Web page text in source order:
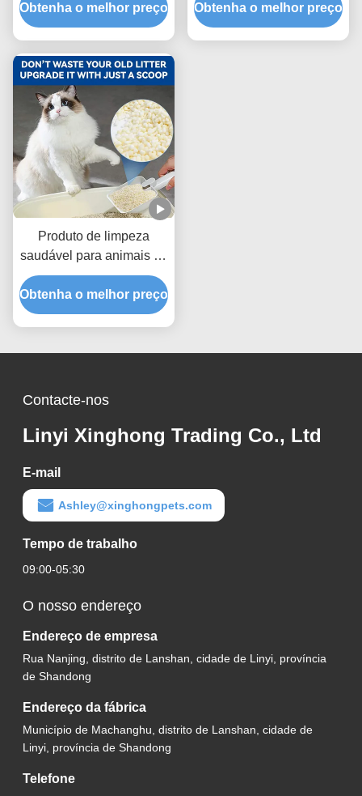
da mandioca com
desempenho excelente
Obtenha o melhor preço
desempenho superior de
gerenciamento de odor
Obtenha o melhor preço
Produto de limpeza
saudável para animais de
estimação Cassava
Resíduos para gatos
Fórmula livre de pó para
Obtenha o melhor preço
Contacte-nos
Linyi Xinghong Trading Co., Ltd
E-mail
Ashley@xinghongpets.com
Tempo de trabalho
09:00-05:30
O nosso endereço
Endereço de empresa
Rua Nanjing, distrito de Lanshan, cidade de Linyi, província
de Shandong
Endereço da fábrica
Município de Machanghu, distrito de Lanshan, cidade de
Linyi, província de Shandong
Telefone